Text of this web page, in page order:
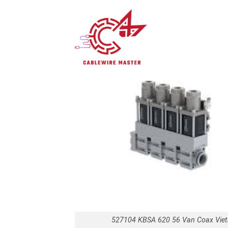
527104 KBSA 620 56 Van Coax